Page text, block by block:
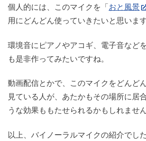
個人的には、このマイクを「 おと風景
用にどんどん使っていきたいと思います
環境音にピアノやアコギ、電子音など
も是非作ってみたいですね。
動画配信とかで、このマイクをどんど
見ている人が、あたかもその場所に居
うな効果ももたせられるかもしれません
以上、バイノーラルマイクの紹介でした